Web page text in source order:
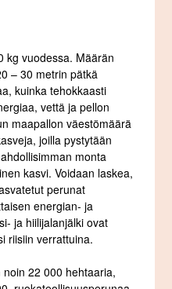
kg vuodessa. Määrän
– 30 metrin pätkä
kuinka tehokkaasti
vettä ja pellon
maapallon väestömäärä
joilla pystytään
monta
kasvi. Voidaan laskea,
perunat
energian- ja
ja hiilijalanjälki ovat
riisiin verrattuina.
22 000 hehtaaria,